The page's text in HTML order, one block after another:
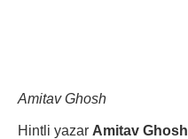
Amitav Ghosh
Hintli yazar Amitav Ghosh